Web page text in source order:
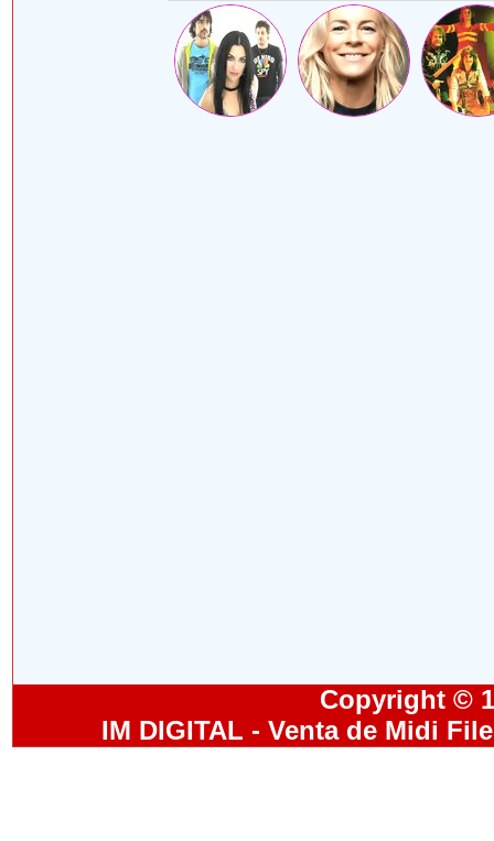
Copyright ©
IM DIGITAL - Venta de Midi